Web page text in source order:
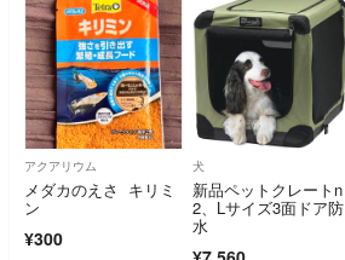
アクアリウム
メダカのえさ キリミ
ン
¥300
犬
新品ペットクレートn
2、Lサイズ3面ドア防
水